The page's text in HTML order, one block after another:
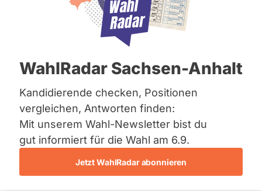
Bremen
Hamburg
Mecklenburg-Vorpommern
Nordrhein-Westfalen
Saarland
Sachsen
Sachsen-Anhalt
Sachsen-Anhalt
Schleswig-Holstein
Thüringen
Archiv
WahlRadar Sachsen-Anhalt
Kandidierende checken, Positionen
vergleichen, Antworten finden:
Mit unserem Wahl-Newsletter bist du
gut informiert für die Wahl am 6.9.
Jetzt WahlRadar abonnieren
a
o
m
l
e
CSU
Abgeordneter Bundestag 2025 - 2029
Wahlkreis
Wahlkreis
Ebersberg
45,90
14/ 22
Fragen beantwortet
Es
nur
Fragen
und
Antworten
welche
Abgeordneter Bundestag
Frage stellen
Fragen und Antworten